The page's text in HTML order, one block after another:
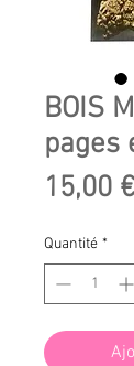
BOIS
pages
15,00 €
Quantité *